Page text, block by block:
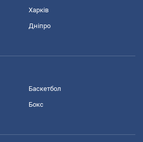
Харків
Дніпро
Баскетбол
Бокс